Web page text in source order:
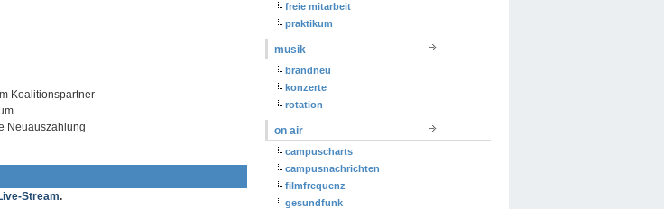
Koalitionspartner
Neuauszählung
Stream.
freie mitarbeit
praktikum
musik
brandneu
konzerte
rotation
on air
campuscharts
campusnachrichten
filmfrequenz
gesundfunk